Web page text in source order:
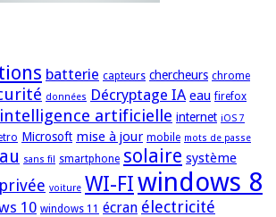
batterie capteurs chercheurs chrome
données Décryptage IA eau firefox
intelligence artificielle internet iOS 7
Microsoft mise à jour mobile mots de passe
sans fil smartphone solaire système
voiture WI-FIwindows 8
10 windows 11 écran électricité